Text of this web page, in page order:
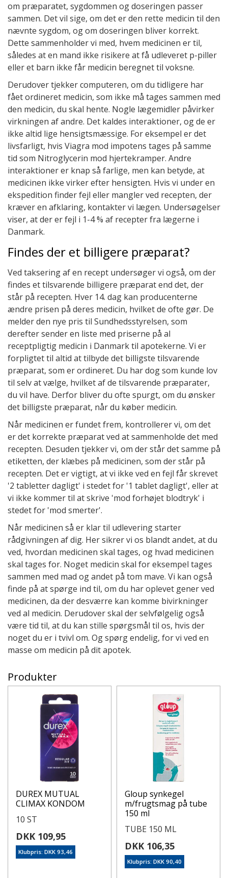
om præparatet, sygdommen og doseringen passer
sammen. Det vil sige, om det er den rette medicin til den
nævnte sygdom, og om doseringen bliver korrekt.
Dette sammenholder vi med, hvem medicinen er til,
således at en mand ikke risikere at få udleveret p-piller
eller et barn ikke får medicin beregnet til voksne.
Derudover tjekker computeren, om du tidligere har
fået ordineret medicin, som ikke må tages sammen med
den medicin, du skal hente. Nogle lægemidler påvirker
virkningen af andre. Det kaldes interaktioner, og de er
ikke altid lige hensigtsmæssige. For eksempel er det
livsfarligt, hvis Viagra mod impotens tages på samme
tid som Nitroglycerin mod hjertekramper. Andre
interaktioner er knap så farlige, men kan betyde, at
medicinen ikke virker efter hensigten. Hvis vi under en
ekspedition finder fejl eller mangler ved recepten, der
kræver en afklaring, kontakter vi lægen. Undersøgelser
viser, at der er fejl i 1-4 % af recepter fra lægerne i
Danmark.
Findes der et billigere præparat?
Ved taksering af en recept undersøger vi også, om der
findes et tilsvarende billigere præparat end det, der
står på recepten. Hver 14. dag kan producenterne
ændre prisen på deres medicin, hvilket de ofte gør. De
melder den nye pris til Sundhedsstyrelsen, som
derefter sender en liste med priserne på al
receptpligtig medicin i Danmark til apotekerne. Vi er
forpligtet til altid at tilbyde det billigste tilsvarende
præparat, som er ordineret. Du har dog som kunde lov
til selv at vælge, hvilket af de tilsvarende præparater,
du vil have. Derfor bliver du ofte spurgt, om du ønsker
det billigste præparat, når du køber medicin.
Når medicinen er fundet frem, kontrollerer vi, om det
er det korrekte præparat ved at sammenholde det med
recepten. Desuden tjekker vi, om der står det samme på
etiketten, der klæbes på medicinen, som der står på
recepten. Det er vigtigt, at vi ikke ved en fejl får skrevet
'2 tabletter dagligt' i stedet for '1 tablet dagligt', eller at
vi ikke kommer til at skrive 'mod forhøjet blodtryk' i
stedet for 'mod smerter'.
Når medicinen så er klar til udlevering starter
rådgivningen af dig. Her sikrer vi os blandt andet, at du
ved, hvordan medicinen skal tages, og hvad medicinen
skal tages for. Noget medicin skal for eksempel tages
sammen med mad og andet på tom mave. Vi kan også
finde på at spørge ind til, om du har oplevet gener ved
medicinen, da der desværre kan komme bivirkninger
ved al medicin. Derudover skal der selvfølgelig også
være tid til, at du kan stille spørgsmål til os, hvis der
noget du er i tvivl om. Og spørg endelig, for vi ved en
masse om medicin på dit apotek.
Produkter
DUREX MUTUAL
CLIMAX KONDOM
10 ST
DKK 109,95
Klubpris: DKK 93,46
Gloup synkegel
m/frugtsmag på tube
150 ml
TUBE 150 ML
DKK 106,35
Klubpris: DKK 90,40